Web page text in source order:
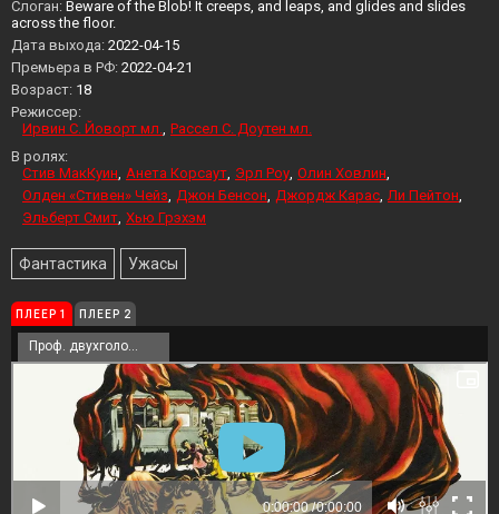
Слоган: Beware of the Blob! It creeps, and leaps, and glides and slides
across the floor.
Дата выхода: 2022-04-15
Премьера в РФ: 2022-04-21
Возраст: 18
Режиссер:
Ирвин С. Йоворт мл. Рассел С. Доутен мл.
В ролях:
Стив МакКуин Анета Корсаут Эрл Роу Олин Ховлин
Олден «Стивен» Чейз Джон Бенсон Джордж Карас Ли Пейтон
Эльберт Смит Хью Грэхэм
Фантастика Ужасы
ПЛЕЕР 1 ПЛЕЕР 2
Проф. двухголосый